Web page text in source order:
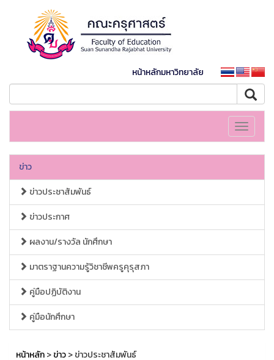
หน้าหลักมหาวิทยาลัย
Toggle
ข่าว
ข่าวประชาสัมพันธ์
ข่าวประกาศ
ผลงาน/รางวัล นักศึกษา
มาตราฐานความรู้วิชาชีพครูคุรุสภา
คู่มือปฏิบัติงาน
คู่มือนักศึกษา
หน้าหลัก>ข่าว> ข่าวประชาสัมพันธ์